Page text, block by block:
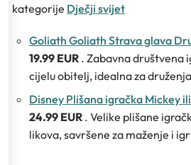
kategorije Dječji svijet
Goliath Goliath Strava glava
19.99 EUR . Zabavna društvena
cijelu obitelj, idealna za
Disney Plišana igračka Mickey
24.99 EUR . Velike plišane
likova, savršene za maženje i